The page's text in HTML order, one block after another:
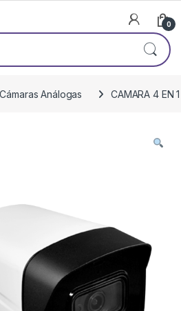
0
Cámaras Análogas CAMARA 4 EN